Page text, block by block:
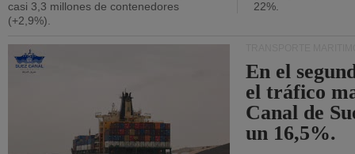
casi 3,3 millones de contenedores
(+2,9%).
22%.
En el
el tráfico
Canal de
un 16,5%.